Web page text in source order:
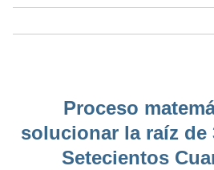
Proceso
solucionar la raíz de
Setecientos